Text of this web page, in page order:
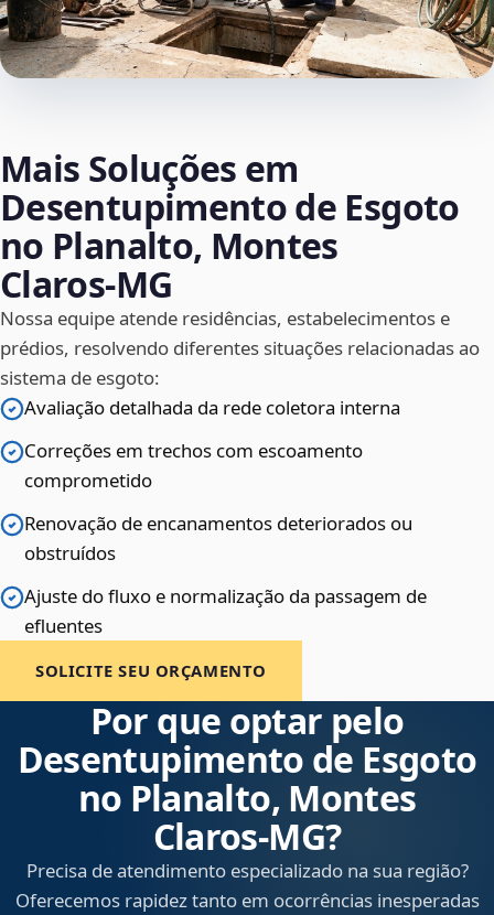
Mais Soluções em
Desentupimento de Esgoto
no Planalto, Montes
Claros‑MG
Nossa equipe atende residências, estabelecimentos e
prédios, resolvendo diferentes situações relacionadas ao
sistema de esgoto:
Avaliação detalhada da rede coletora interna
Correções em trechos com escoamento
comprometido
Renovação de encanamentos deteriorados ou
obstruídos
Ajuste do fluxo e normalização da passagem de
efluentes
SOLICITE SEU ORÇAMENTO
Por que optar pelo
Desentupimento de Esgoto
no Planalto, Montes
Claros‑MG?
Precisa de atendimento especializado na sua região?
Oferecemos rapidez tanto em ocorrências inesperadas